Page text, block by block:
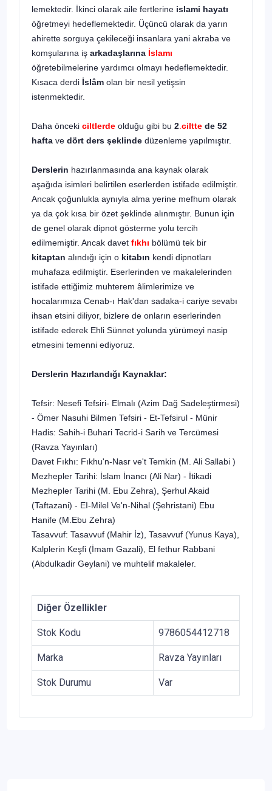
lemektedir. İkinci olarak aile fertlerine islami hayatı
öğretmeyi hedeflemekte­dir. Üçüncü olarak da yarın
ahirette sorguya çekileceği insanlara yani akraba ve
komşularına iş arkadaşlarına İslamı
öğretebilmelerine yardımcı olmayı hedefle­mektedir.
Kısaca derdi İslâm olan bir nesil yetişsin
istenmektedir.
Daha önceki ciltlerde olduğu gibi bu 2 ciltte de 52
hafta ve dört ders şeklinde düzenleme yapılmıştır.
Derslerin hazırlanmasında ana kaynak olarak
aşağıda isimleri belirtilen eser­lerden istifade edilmiştir.
Ancak çoğunlukla aynıyla alma yerine mefhum olarak
ya da çok kısa bir özet şeklinde alınmıştır. Bunun için
de genel olarak dipnot gös­terme yolu tercih
edilmemiştir. Ancak davet fıkhı bölümü tek bir
kitaptan alındığı için o kitabın kendi dipnotları
muhafaza edilmiştir. Eserlerinden ve makalelerin­den
istifade ettiğimiz muhterem âlimlerimize ve
hocalarımıza Cenab-ı Hak'dan sadaka-i cariye sevabı
ihsan etsini diliyor, bizlere de onların eserlerinden
istifade ederek Ehli Sünnet yolunda yürümeyi nasip
etmesini temenni ediyoruz.
Derslerin Hazırlandığı Kaynaklar:
Tefsir: Nesefi Tefsiri- Elmalı (Azim Dağ Sadeleştirmesi)
- Ömer Nasuhi Bilmen Tefsiri - Et-Tefsirul - Münir
Hadis: Sahih-i Buhari Tecrid-i Sarih ve Tercümesi
(Ravza Yayınları)
Davet Fıkhı: Fıkhu'n-Nasr ve't Temkin (M. Ali Sallabi )
Mezhepler Tarihi: İslam İnancı (Ali Nar) - İtikadi
Mezhepler Tarihi (M. Ebu Zehra), Şerhul Akaid
(Taftazani) - EI-Milel Ve'n-Nihal (Şehristani) Ebu
Hanife (M.Ebu Zehra)
Tasavvuf: Tasavvuf (Mahir İz), Tasavvuf (Yunus Kaya),
Kalplerin Keşfi (İmam Gazali), El fethur Rabbani
(Abdulkadir Geylani) ve muhtelif makaleler.
Diğer Özellikler
Stok Kodu 9786054412718
Marka Ravza Yayınları
Stok Durumu Var